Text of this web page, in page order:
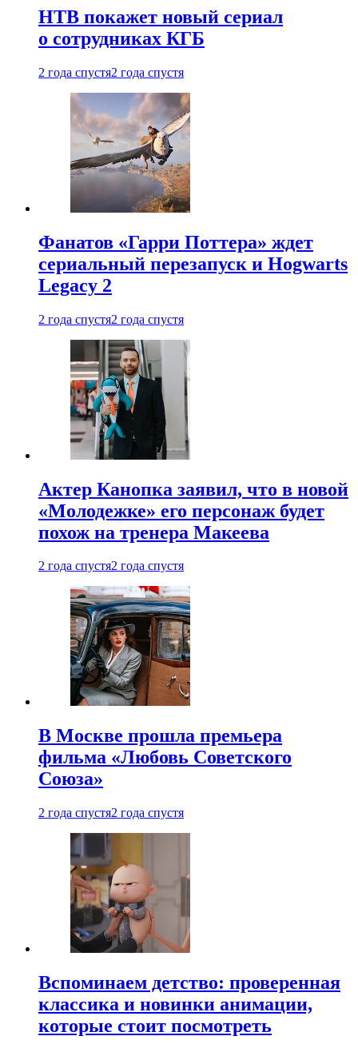
НТВ покажет новый сериал
о сотрудниках КГБ
2 года спустя2 года спустя
Фанатов «Гарри Поттера» ждет
сериальный перезапуск и Hogwarts
Legacy 2
2 года спустя2 года спустя
Актер Канопка заявил, что в новой
«Молодежке» его персонаж будет
похож на тренера Макеева
2 года спустя2 года спустя
В Москве прошла премьера
фильма «Любовь Советского
Союза»
2 года спустя2 года спустя
Вспоминаем детство: проверенная
классика и новинки анимации,
которые стоит посмотреть